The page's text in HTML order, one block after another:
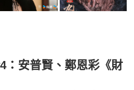
：安普賢、鄭恩彩《財